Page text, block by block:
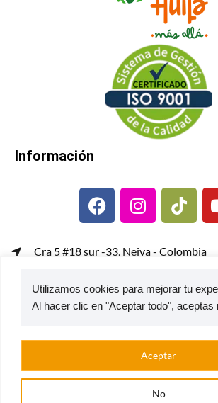
Utilizamos cookies para mejorar tu
No
Aceptar
Información
Cra 5 #18 sur -33, Neiva - Colombia
Atención al usuario | PQRS
© 2026 — Estufas Ecoeficientes